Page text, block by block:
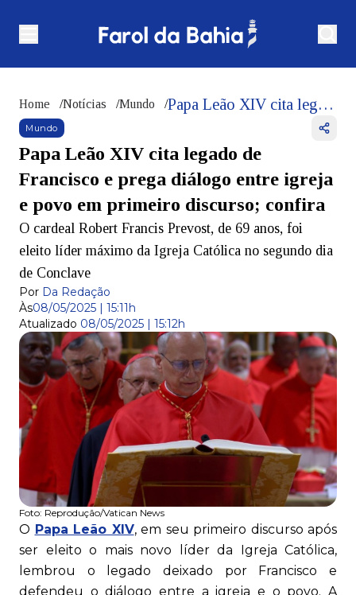
Home /Notícias /Mundo / Papa Leão XIV cita legado de Francisco e prega diálogo entre igreja e povo em primeiro discurso; confira
Mundo
Papa Leão XIV cita legado de
Francisco e prega diálogo entre igreja
e povo em primeiro discurso; confira
O cardeal Robert Francis Prevost, de 69 anos, foi
eleito líder máximo da Igreja Católica no segundo dia
de Conclave
Por Da Redação
Às08/05/2025 | 15:11h
Atualizado 08/05/2025 | 15:12h
Foto: Reprodução/Vatican News
O Papa Leão XIV, em seu primeiro discurso após
ser eleito o mais novo líder da Igreja Católica,
lembrou o legado deixado por Francisco e
defendeu o diálogo entre a igreja e o povo. A